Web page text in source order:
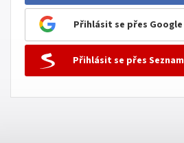
Přihlásit se přes Google
Přihlásit se přes Seznam